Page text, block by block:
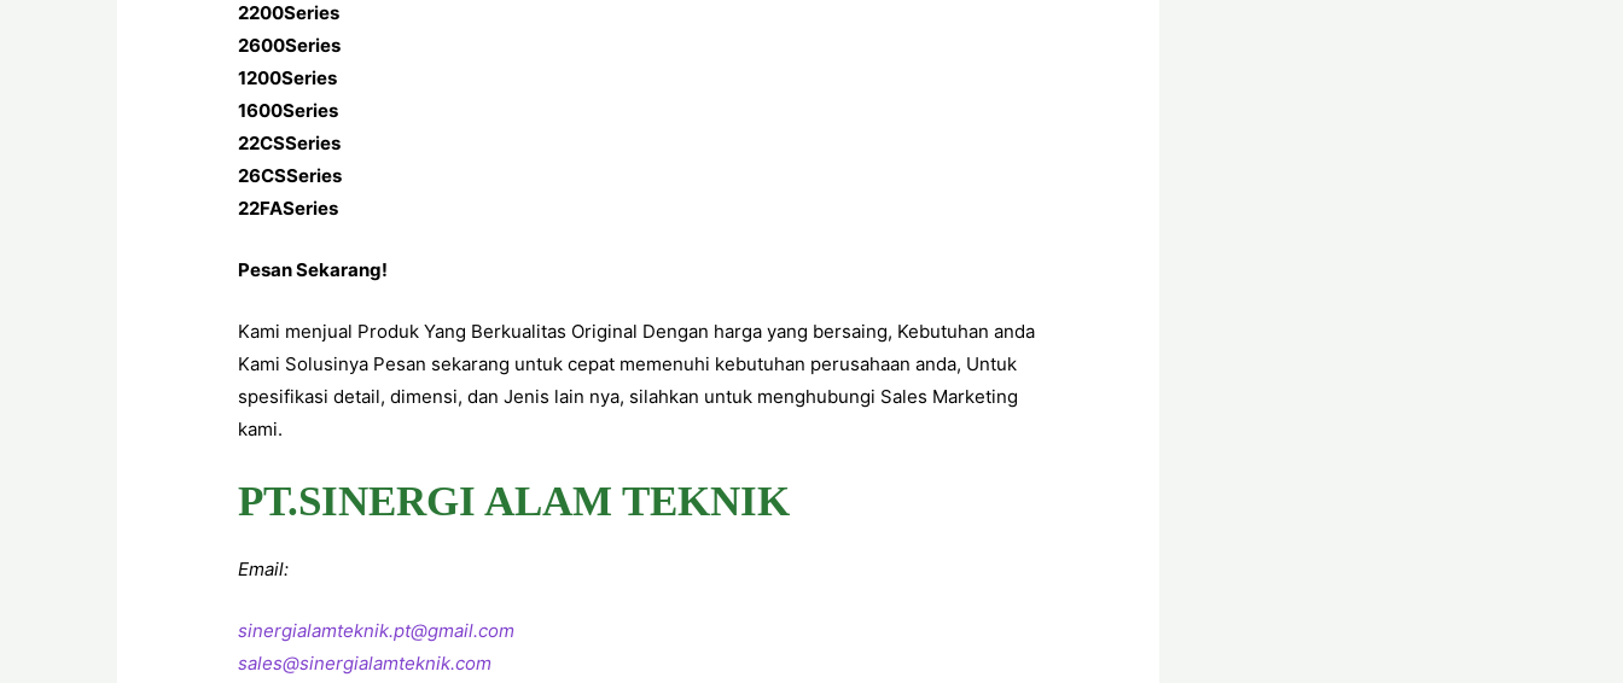
2200Series
2600Series
1200Series
1600Series
22CSSeries
26CSSeries
22FASeries
Pesan Sekarang!
Kami menjual Produk Yang Berkualitas Original Dengan harga yang bersaing, Kebutuhan anda
Kami Solusinya Pesan sekarang untuk cepat memenuhi kebutuhan perusahaan anda, Untuk
spesifikasi detail, dimensi, dan Jenis lain nya, silahkan untuk menghubungi Sales Marketing
kami.
PT.SINERGI ALAM TEKNIK
Email:
sinergialamteknik.pt@gmail.com
sales@sinergialamteknik.com